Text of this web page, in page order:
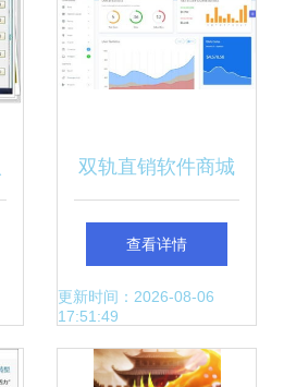
双轨直销软件商城
版与企业版 奖金制
度结算系统的开发
与应用
查看详情
更新时间：2026-08-06
17:51:49